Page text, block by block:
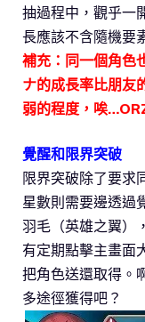
抽過程中，觀乎一
長應該不含隨機要
補充：同一個角色
ナ的成長率比朋友
弱的程度，唉
覺醒和限界突破
限界突破除了要求
星數則需要邊透過
羽毛（英雄之翼）
有定期點擊主畫面
把角色送還取得。
多途徑獲得吧？